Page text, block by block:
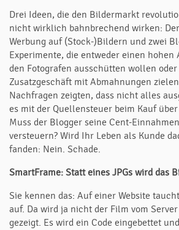
Drei Ideen, die den Bildermarkt
nicht wirklich bahnbrechend wirken:
Werbung auf (Stock-)Bildern und zwei
Experimente, die entweder einen hohen
den Fotografen ausschütten wollen oder
Zusatzgeschäft mit Abmahnungen
Nachfragen zeigten, dass nicht alles
es mit der Quellensteuer beim Kauf
Muss der Blogger seine Cent-
versteuern? Wird Ihr Leben als Kunde
fanden: Nein. Schade.
SmartFrame: Statt eines JPGs wird das
Sie kennen das: Auf einer Website
auf. Da wird ja nicht der Film vom
gezeigt. Es wird ein Code eingebettet